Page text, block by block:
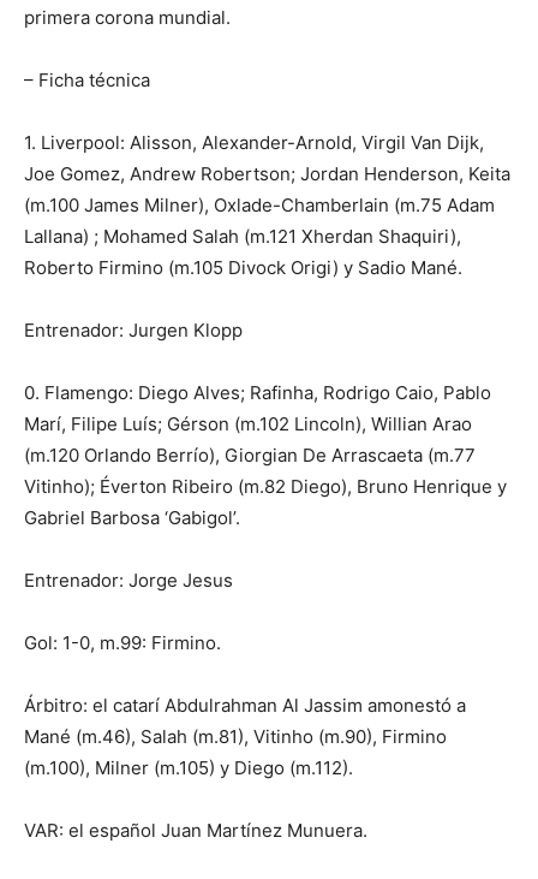
primera corona mundial.
– Ficha técnica
1. Liverpool: Alisson, Alexander-Arnold, Virgil Van Dijk,
Joe Gomez, Andrew Robertson; Jordan Henderson, Keita
(m.100 James Milner), Oxlade-Chamberlain (m.75 Adam
Lallana) ; Mohamed Salah (m.121 Xherdan Shaquiri),
Roberto Firmino (m.105 Divock Origi) y Sadio Mané.
Entrenador: Jurgen Klopp
0. Flamengo: Diego Alves; Rafinha, Rodrigo Caio, Pablo
Marí, Filipe Luís; Gérson (m.102 Lincoln), Willian Arao
(m.120 Orlando Berrío), Giorgian De Arrascaeta (m.77
Vitinho); Éverton Ribeiro (m.82 Diego), Bruno Henrique y
Gabriel Barbosa ‘Gabigol’.
Entrenador: Jorge Jesus
Gol: 1-0, m.99: Firmino.
Árbitro: el catarí Abdulrahman Al Jassim amonestó a
Mané (m.46), Salah (m.81), Vitinho (m.90), Firmino
(m.100), Milner (m.105) y Diego (m.112).
VAR: el español Juan Martínez Munuera.